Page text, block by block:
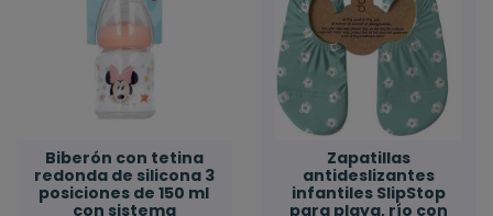
Biberón con tetina
redonda de silicona 3
posiciones de 150 ml
con sistema
Zapatillas
antideslizantes
infantiles SlipStop
para playa, río con